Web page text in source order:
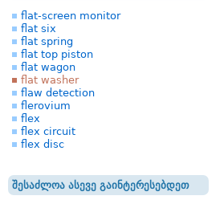
flat-screen monitor
flat six
flat spring
flat top piston
flat wagon
flat washer
flaw detection
flerovium
flex
flex circuit
flex disc
შესაძლოა ასევე გაინტერესებდეთ